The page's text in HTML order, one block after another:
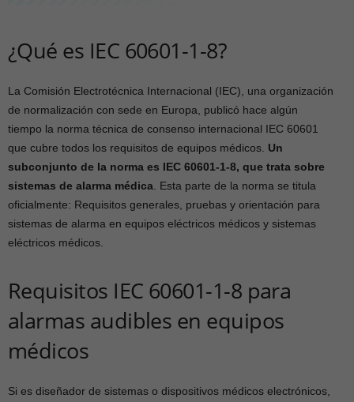
¿Qué es IEC 60601-1-8?
La Comisión Electrotécnica Internacional (IEC), una organización
de normalización con sede en Europa, publicó hace algún
tiempo la norma técnica de consenso internacional IEC 60601
que cubre todos los requisitos de equipos médicos. Un
subconjunto de la norma es IEC 60601-1-8, que trata sobre
sistemas de alarma médica . Esta parte de la norma se titula
oficialmente: Requisitos generales, pruebas y orientación para
sistemas de alarma en equipos eléctricos médicos y sistemas
eléctricos médicos.
Requisitos IEC 60601-1-8 para
alarmas audibles en equipos
médicos
Si es diseñador de sistemas o dispositivos médicos electrónicos,